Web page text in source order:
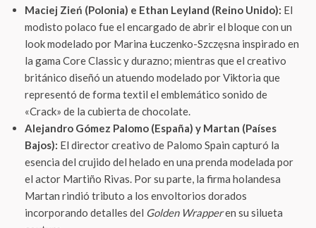
Maciej Zień (Polonia) e Ethan Leyland (Reino Unido): El
modisto polaco fue el encargado de abrir el bloque con un
look modelado por Marina Łuczenko-Szczęsna inspirado en
la gama Core Classic y durazno; mientras que el creativo
británico diseñó un atuendo modelado por Viktoria que
representó de forma textil el emblemático sonido de
«Crack» de la cubierta de chocolate.
Alejandro Gómez Palomo (España) y Martan (Países
Bajos): El director creativo de Palomo Spain capturó la
esencia del crujido del helado en una prenda modelada por
el actor Martiño Rivas. Por su parte, la firma holandesa
Martan rindió tributo a los envoltorios dorados
incorporando detalles del Golden Wrapperen su silueta